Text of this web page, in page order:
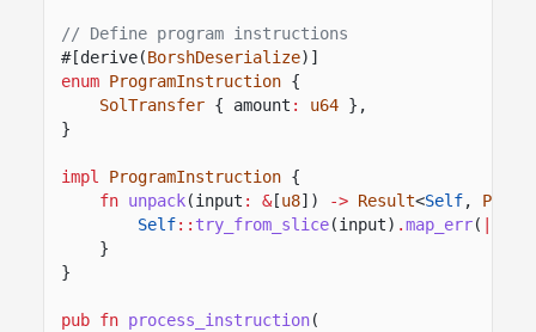
// Define program instructions
#[derive(BorshDeserialize)]
enum ProgramInstruction {
SolTransfer { amount : u64 },
}
impl ProgramInstruction {
fn unpack(input : &[u8]) -> Result<Self,
Self:: try_from_slice(input) .map_err(
}
}
pub fn process_instruction(